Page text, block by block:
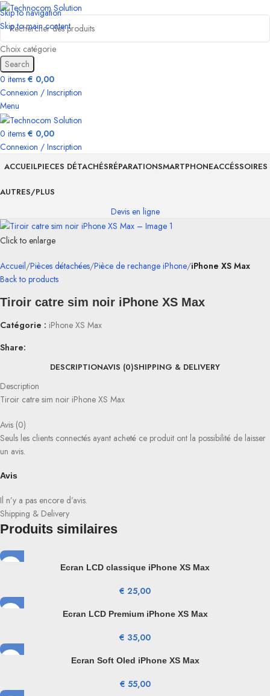
Skip to navigation
Skip to main content
Choix catégorie
Search
0 items € 0,00
Connexion / Inscription
Menu
0 items € 0,00
Connexion / Inscription
ACCUEILPIECES DÉTACHÉSRÉPARATIONSMARTPHONEACCÉSSOIRES
AUTRES/PLUS
Devis en ligne
Click to enlarge
Accueil Pièces détachées Pièce de rechange iPhone iPhone XS Max
Back to products
Tiroir catre sim noir iPhone XS Max
Catégorie : iPhone XS Max
Share:
DESCRIPTIONAVIS (0)SHIPPING & DELIVERY
Description
Tiroir catre sim noir iPhone XS Max
Avis (0)
Avis
Il n’y a pas encore d’avis.
Seuls les clients connectés ayant acheté ce produit ont la possibilité de laisser
un avis.
Shipping & Delivery
Produits similaires
Ecran LCD classique iPhone XS Max
€ 25,00
Ecran LCD Premium iPhone XS Max
€ 35,00
Ecran Soft Oled iPhone XS Max
€ 55,00